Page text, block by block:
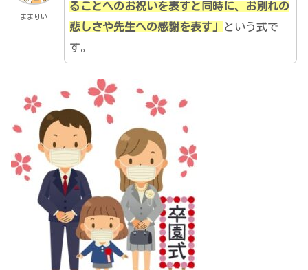
ままりい
ることへのお祝いを表すと同時に、お別れの
悲しさや先生への感謝を表す」
という式で
す。